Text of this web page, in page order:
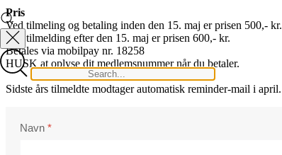
Pris
Ved tilmeling og betaling inden den 15. maj er prisen 500,- kr.
Ved tilmelding efter den 15. maj er prisen 600,- kr.
Betales via mobilpay nr. 18258
HUSK at oplyse dit medlemsnummer når du betaler.
Sidste års tilmeldte modtager automatisk reminder-mail i april.
Navn *